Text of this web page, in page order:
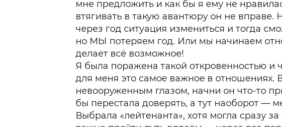
мне предложить и как бы я ему не
втягивать в такую авантюру он не вправе.
через год ситуация измениться и тогда
но МЫ потеряем год. Или мы начинаем
делает всё возможное!
Я была поражена такой откровенностью и
для меня это самое важное в отношениях.
невооруженным глазом, начни он что-то
бы перестала доверять, а тут наоборот —
Выбрала «лейтенанта», хотя могла сразу